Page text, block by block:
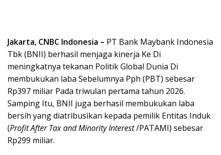
Jakarta, CNBC Indonesia – PT Bank Maybank Indonesia
Tbk (BNII) berhasil menjaga kinerja Ke Di
meningkatnya tekanan Politik Global Dunia Di
membukukan laba Sebelumnya Pph (PBT) sebesar
Rp397 miliar Pada triwulan pertama tahun 2026.
Samping Itu, BNII juga berhasil membukukan laba
bersih yang diatribusikan kepada pemilik Entitas Induk
(Profit After Tax and Minority Interest/PATAMI) sebesar
Rp299 miliar.